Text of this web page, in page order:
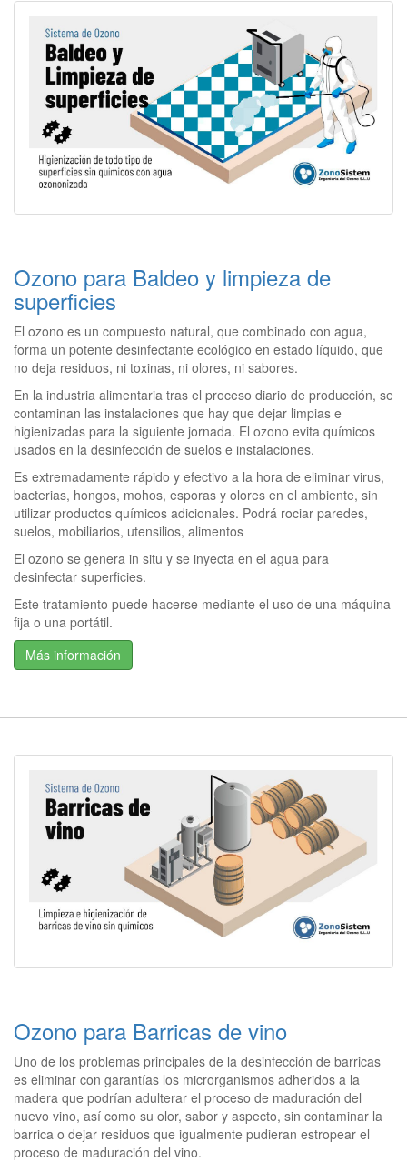
Ozono para Baldeo y limpieza de
superficies
El ozono es un compuesto natural, que combinado con agua,
forma un potente desinfectante ecológico en estado líquido, que
no deja residuos, ni toxinas, ni olores, ni sabores.
En la industria alimentaria tras el proceso diario de producción, se
contaminan las instalaciones que hay que dejar limpias e
higienizadas para la siguiente jornada. El ozono evita químicos
usados en la desinfección de suelos e instalaciones.
Es extremadamente rápido y efectivo a la hora de eliminar virus,
bacterias, hongos, mohos, esporas y olores en el ambiente, sin
utilizar productos químicos adicionales. Podrá rociar paredes,
suelos, mobiliarios, utensilios, alimentos
El ozono se genera in situ y se inyecta en el agua para
desinfectar superficies.
Este tratamiento puede hacerse mediante el uso de una máquina
fija o una portátil.
Más información
Ozono para Barricas de vino
Uno de los problemas principales de la desinfección de barricas
es eliminar con garantías los microrganismos adheridos a la
madera que podrían adulterar el proceso de maduración del
nuevo vino, así como su olor, sabor y aspecto, sin contaminar la
barrica o dejar residuos que igualmente pudieran estropear el
proceso de maduración del vino.